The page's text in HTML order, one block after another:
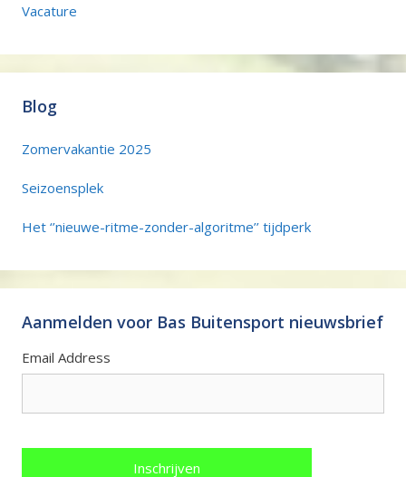
Vacature
Blog
Zomervakantie 2025
Seizoensplek
Het ‘’nieuwe-ritme-zonder-algoritme’’ tijdperk
Aanmelden voor Bas Buitensport nieuwsbrief
Email Address